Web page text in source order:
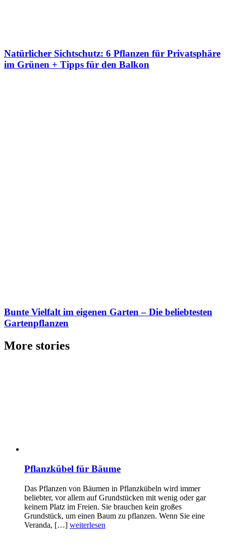
Natürlicher Sichtschutz: 6 Pflanzen für Privatsphäre
im Grünen + Tipps für den Balkon
Bunte Vielfalt im eigenen Garten – Die beliebtesten
Gartenpflanzen
More stories
Pflanzkübel für Bäume
Das Pflanzen von Bäumen in Pflanzkübeln wird immer
beliebter, vor allem auf Grundstücken mit wenig oder gar
keinem Platz im Freien. Sie brauchen kein großes
Grundstück, um einen Baum zu pflanzen. Wenn Sie eine
Veranda, […] weiterlesen